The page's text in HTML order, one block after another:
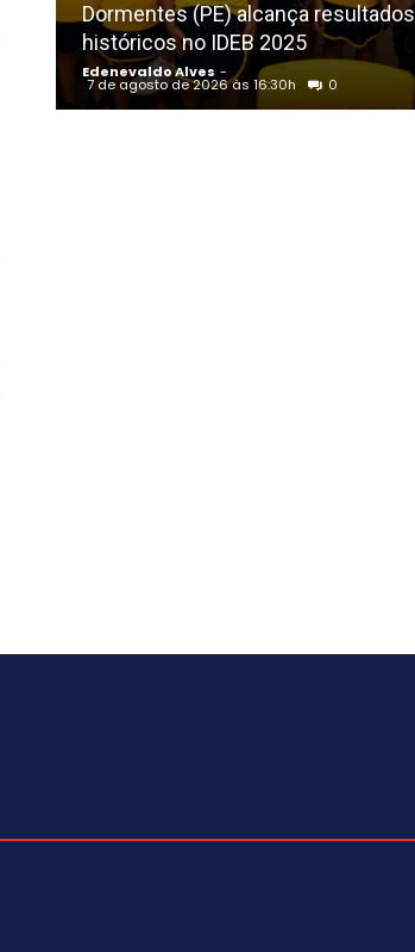
Dormentes (PE) alcança resultados
históricos no IDEB 2025
Edenevaldo Alves -
7 de agosto de 2026 às 16:30h 0